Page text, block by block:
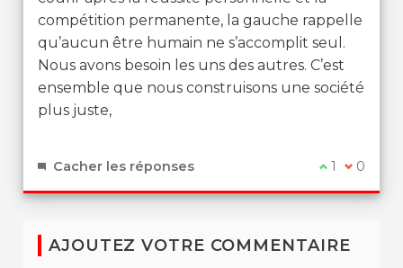
compétition permanente, la gauche rappelle
qu’aucun être humain ne s’accomplit seul.
Nous avons besoin les uns des autres. C’est
ensemble que nous construisons une société
plus juste,
Cacher les réponses Je suis
1 Je ne
0
AJOUTEZ VOTRE COMMENTAIRE